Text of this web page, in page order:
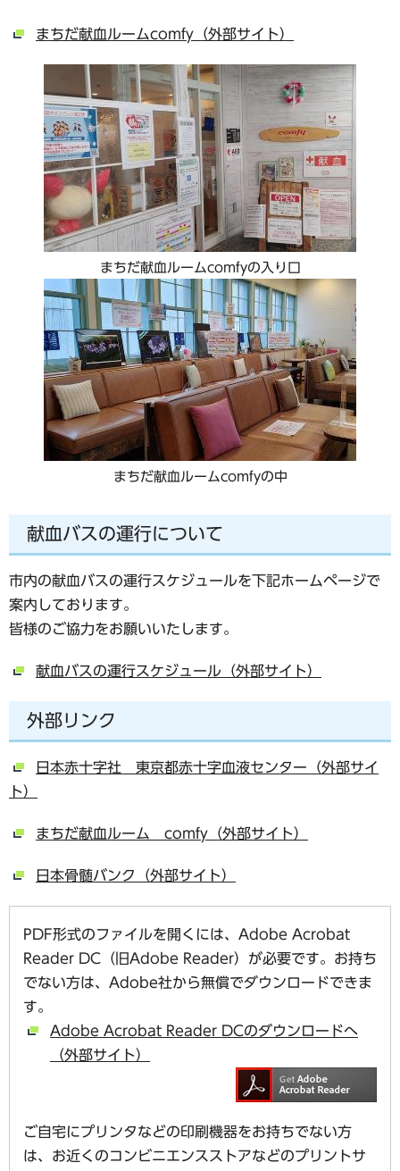
まちだ献血ルームcomfy（外部サイト）
まちだ献血ルームcomfyの入り口
まちだ献血ルームcomfyの中
献血バスの運行について
市内の献血バスの運行スケジュールを下記ホームページで
案内しております。
皆様のご協力をお願いいたします。
献血バスの運行スケジュール（外部サイト）
外部リンク
日本赤十字社 東京都赤十字血液センター（外部サイ
ト）
まちだ献血ルーム comfy（外部サイト）
日本骨髄バンク（外部サイト）
PDF形式のファイルを開くには、Adobe Acrobat
Reader DC（旧Adobe Reader）が必要です。お持ち
でない方は、Adobe社から無償でダウンロードできま
す。
Adobe Acrobat Reader DCのダウンロードへ
（外部サイト）
ご自宅にプリンタなどの印刷機器をお持ちでない方
は、お近くのコンビニエンスストアなどのプリントサ